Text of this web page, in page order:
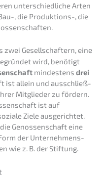
unter­schied­li­che Arten
, die Produk­ti­ons-, die
zwei Gesell­schaf­tern, eine
wird, benötigt
mindes­tens drei
ist allein und ausschließ­
Mitglie­der zu fördern.
ist auf
Ziele ausge­rich­tet.
Genos­sen­schaft eine
der Unter­neh­mens­
wie z. B. der Stiftung.